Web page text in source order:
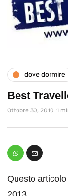
dove dormire
Best
Ottobre 30, 2010 1
Questo
2013